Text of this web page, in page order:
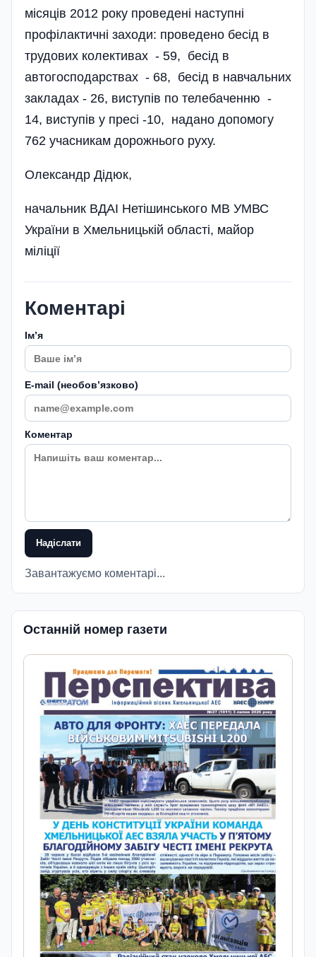
місяців 2012 року проведені наступні
профілактичні заходи: проведено бесід в
трудових колективах - 59, бесід в
автогосподарствах - 68, бесід в навчальних
закладах - 26, виступів по телебаченню -
14, виступів у пресі -10, надано допомогу
762 учасникам дорожнього руху.
Олександр Дідюк,
начальник ВДАІ Нетішинського МВ УМВС
України в Хмельницькій області, майор
міліції
Коментарі
Імʼя
E-mail (необовʼязково)
Коментар
Надіслати
Завантажуємо коментарі...
Останній номер газети